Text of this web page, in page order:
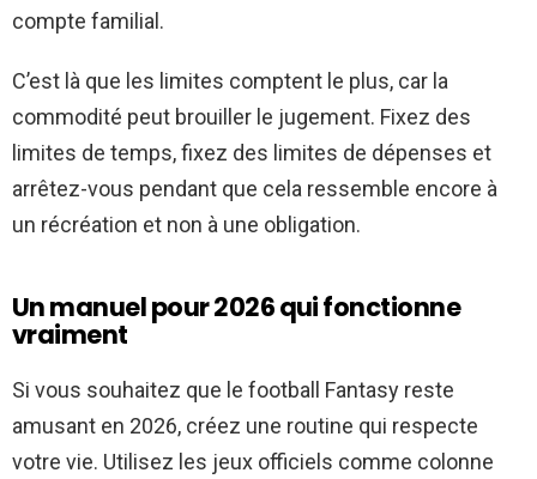
compte familial.
C’est là que les limites comptent le plus, car la
commodité peut brouiller le jugement. Fixez des
limites de temps, fixez des limites de dépenses et
arrêtez-vous pendant que cela ressemble encore à
un récréation et non à une obligation.
Un manuel pour 2026 qui fonctionne
vraiment
Si vous souhaitez que le football Fantasy reste
amusant en 2026, créez une routine qui respecte
votre vie. Utilisez les jeux officiels comme colonne